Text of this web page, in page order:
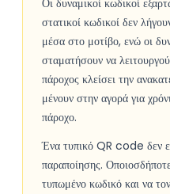
Οι δυναμικοί κωδικοί
στατικοί κωδικοί δεν
μέσα στο μοτίβο, ενώ οι
σταματήσουν να
πάροχος κλείσει την
μένουν στην αγορά για
πάροχο.
Ένα τυπικό QR code δεν
παραποίησης.
τυπωμένο κωδικό και να